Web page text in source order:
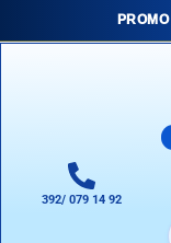
392/ 079 14 92